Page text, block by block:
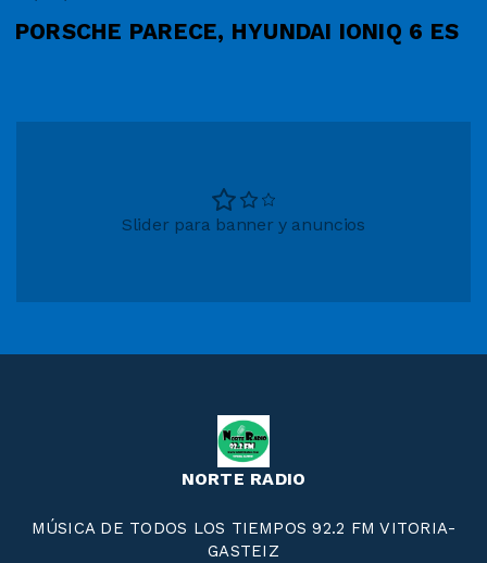
PORSCHE PARECE, HYUNDAI IONIQ 6 ES
Slider para banner y anuncios
NORTE RADIO
MÚSICA DE TODOS LOS TIEMPOS 92.2 FM VITORIA-
GASTEIZ